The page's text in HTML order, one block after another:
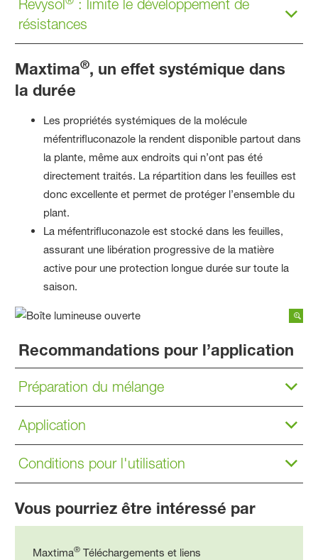
Revysol
: limite le développement de
résistances
Maxtima®, un effet systémique dans
la durée
Les propriétés systémiques de la molécule
méfentrifluconazole la rendent disponible partout dans
la plante, même aux endroits qui n’ont pas été
directement traités. La répartition dans les feuilles est
donc excellente et permet de protéger l’ensemble du
plant.
La méfentrifluconazole est stocké dans les feuilles,
assurant une libération progressive de la matière
active pour une protection longue durée sur toute la
saison.
Recommandations pour l’application
Préparation du mélange
Application
Conditions pour l'utilisation
Vous pourriez être intéressé par
Maxtima® Téléchargements et liens